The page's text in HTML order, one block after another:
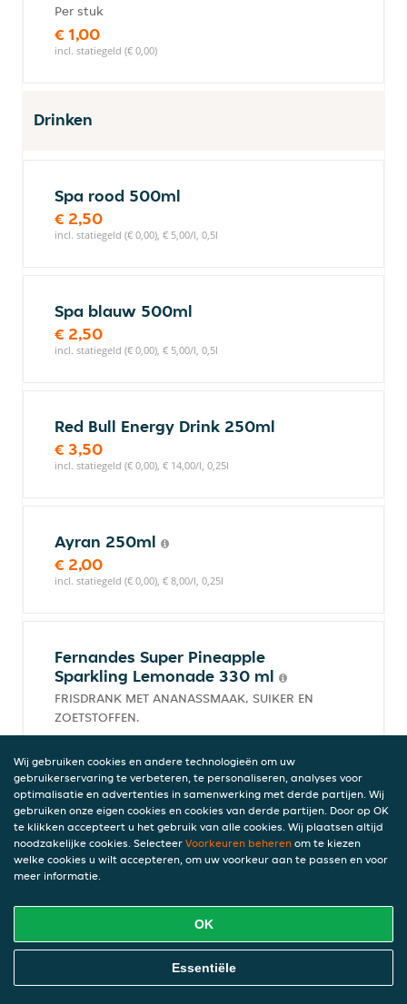
Per stuk
€ 1,00
incl. statiegeld (€ 0,00)
Drinken
Spa rood 500ml
€ 2,50
incl. statiegeld (€ 0,00), € 5,00/l, 0,5l
Spa blauw 500ml
€ 2,50
incl. statiegeld (€ 0,00), € 5,00/l, 0,5l
Red Bull Energy Drink 250ml
€ 3,50
incl. statiegeld (€ 0,00), € 14,00/l, 0,25l
Ayran 250ml
€ 2,00
incl. statiegeld (€ 0,00), € 8,00/l, 0,25l
Fernandes Super Pineapple
Sparkling Lemonade 330 ml
FRISDRANK MET ANANASSMAAK, SUIKER EN
ZOETSTOFFEN.
€ 2,75
incl. statiegeld (€ 0,00), € 8,33/l, 0,33l
Lipton Ice Tea Peach 330ml
€ 2,75
incl. statiegeld (€ 0,00), € 8,33/l, 0,33l
Minute Maid Orange 330 ml
Sinaasappelsap uit Concentraat.
Online Eten Bestellen
Wij gebruiken cookies en andere technologieën om uw
gebruikerservaring te verbeteren, te personaliseren, analyses voor
optimalisatie en advertenties in samenwerking met derde partijen. Wij
gebruiken onze eigen cookies en cookies van derde partijen. Door op OK
te klikken accepteert u het gebruik van alle cookies. Wij plaatsen altijd
noodzakelijke cookies. Selecteer Voorkeuren beheren om te kiezen
welke cookies u wilt accepteren, om uw voorkeur aan te passen en voor
meer informatie.
OK
Essentiële